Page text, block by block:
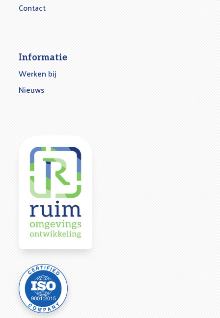
Contact
Informatie
Werken bij
Nieuws